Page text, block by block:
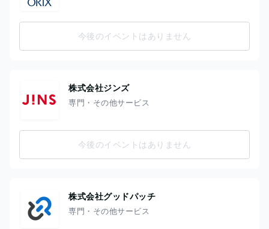
今後のイベントはありません
株式会社ジンズ
専門・その他サービス
今後のイベントはありません
株式会社グッドパッチ
専門・その他サービス